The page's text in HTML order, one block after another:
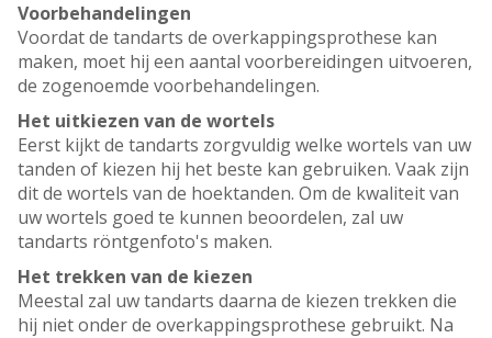
Voorbehandelingen
Voordat de tandarts de overkappingsprothese kan
maken, moet hij een aantal voorbereidingen uitvoeren,
de zogenoemde voorbehandelingen.
Het uitkiezen van de wortels
Eerst kijkt de tandarts zorgvuldig welke wortels van uw
tanden of kiezen hij het beste kan gebruiken. Vaak zijn
dit de wortels van de hoektanden. Om de kwaliteit van
uw wortels goed te kunnen beoordelen, zal uw
tandarts röntgenfoto's maken.
Het trekken van de kiezen
Meestal zal uw tandarts daarna de kiezen trekken die
hij niet onder de overkappingsprothese gebruikt. Na